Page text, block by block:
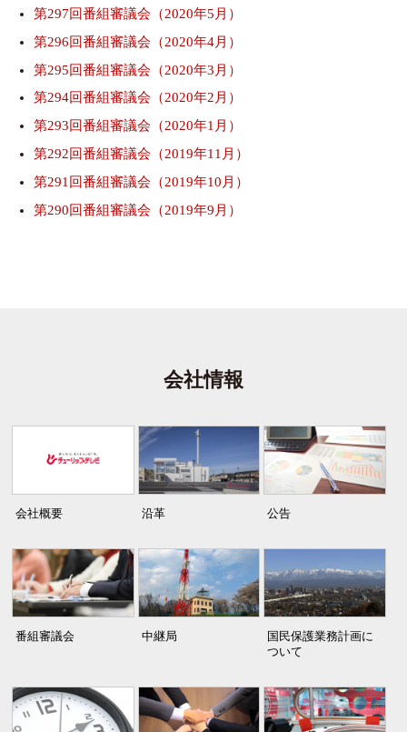
第297回番組審議会（2020年5月）
第296回番組審議会（2020年4月）
第295回番組審議会（2020年3月）
第294回番組審議会（2020年2月）
第293回番組審議会（2020年1月）
第292回番組審議会（2019年11月）
第291回番組審議会（2019年10月）
第290回番組審議会（2019年9月）
会社情報
会社概要 沿革 公告
番組審議会 中継局
国民保護業務計画に
ついて